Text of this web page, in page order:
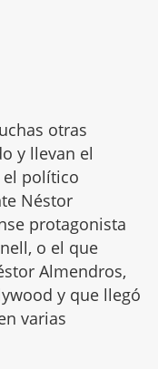
otras
y llevan el
político
Néstor
protagonista
o el que
Almendros,
y que llegó
varias